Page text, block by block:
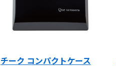
チーク コンパクトケース